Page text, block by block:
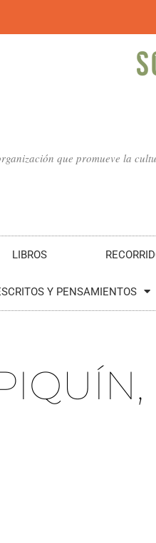
que promueve la
LIBROS
Y PENSAMIENTOS